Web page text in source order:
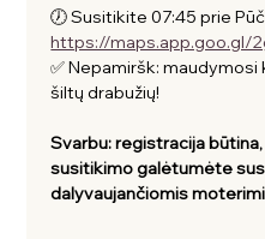
🕖 Susitikite 07:45 prie
https://maps.app.goo.gl/
✅ Nepamiršk:
šiltų drabužių!
Svarbu: registracija
susitikimo galėtumėte
dalyvaujančiomis